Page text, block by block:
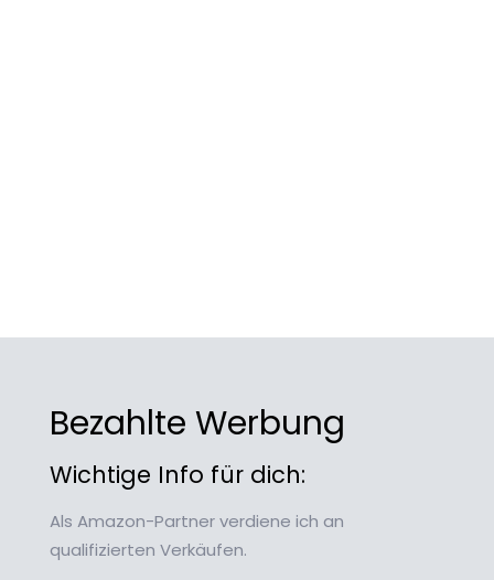
Bezahlte Werbung
Wichtige Info für dich:
Als Amazon-Partner verdiene ich an
qualifizierten Verkäufen.